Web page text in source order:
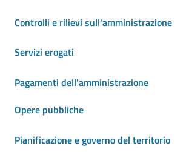
Controlli e rilievi sull'amministrazione
Servizi erogati
Pagamenti dell'amministrazione
Opere pubbliche
Pianificazione e governo del territorio